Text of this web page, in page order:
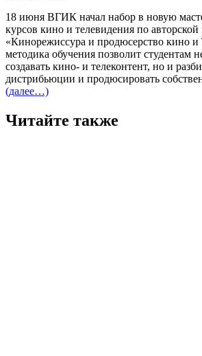
18 июня ВГИК начал набор в новую
курсов кино и телевидения по
«Кинорежиссура и продюсерство кино
методика обучения позволит студентам
создавать кино- и телеконтент, но и
дистрибьюции и продюсировать
(далее…)
Читайте также